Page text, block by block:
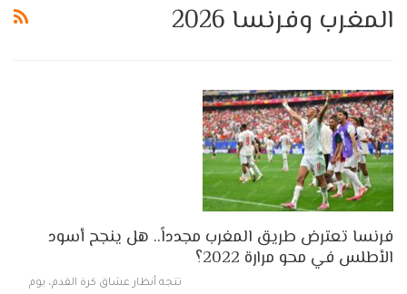
المغرب وفرنسا 2026
فرنسا تعترض طريق المغرب مجدداً.. هل ينجح أسود
الأطلس في محو مرارة 2022؟
تتجه أنظار عشاق كرة القدم، يوم